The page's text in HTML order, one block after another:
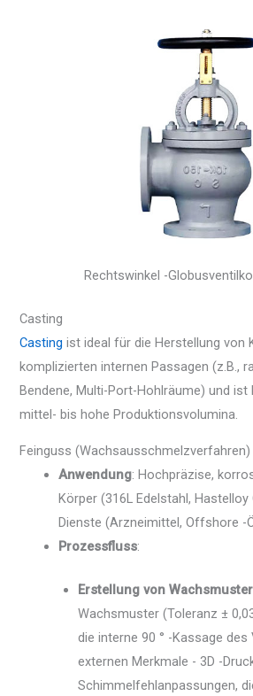
Rechtswinkel -
Casting
Casting ist ideal für die Herstellung von
komplizierten internen Passagen (z.B.,
Bendene, Multi-Port-Hohlräume) und
mittel- bis hohe Produktionsvolumina.
Feinguss (Wachsausschmelzverfahren)
Anwendung: Hochpräzise,
Körper (316L Edelstahl,
Dienste (Arzneimittel, Offshore -
Prozessfluss:
Erstellung von
Wachsmuster (Toleranz ±
die interne 90 ° -Kassage
externen Merkmale - 3D -
Schimmelfehlanpassungen,